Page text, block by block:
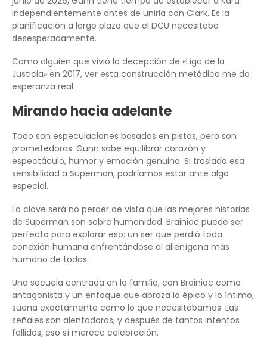
independientemente antes de unirla con Clark. Es la
planificación a largo plazo que el DCU necesitaba
desesperadamente.
Como alguien que vivió la decepción de «Liga de la
Justicia» en 2017, ver esta construcción metódica me da
esperanza real.
Mirando hacia adelante
Todo son especulaciones basadas en pistas, pero son
prometedoras. Gunn sabe equilibrar corazón y
espectáculo, humor y emoción genuina. Si traslada esa
sensibilidad a Superman, podríamos estar ante algo
especial.
La clave será no perder de vista que las mejores historias
de Superman son sobre humanidad. Brainiac puede ser
perfecto para explorar eso: un ser que perdió toda
conexión humana enfrentándose al alienígena más
humano de todos.
Una secuela centrada en la familia, con Brainiac como
antagonista y un enfoque que abraza lo épico y lo íntimo,
suena exactamente como lo que necesitábamos. Las
señales son alentadoras, y después de tantos intentos
fallidos, eso sí merece celebración.